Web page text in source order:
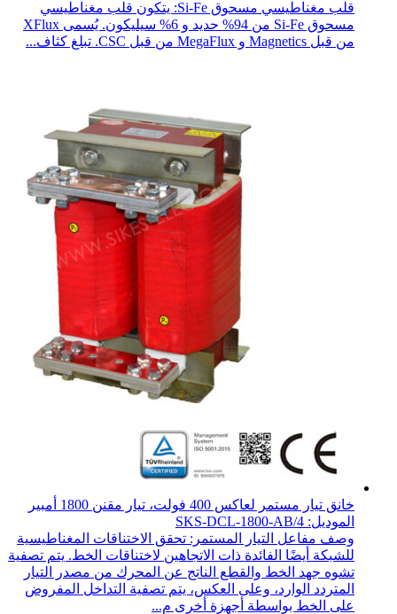
قلب مغناطيسي مسحوق Si-Fe: يتكون قلب مغناطيسي
مسحوق Si-Fe من 94% حديد و 6% سيليكون. يُسمى XFlux
من قبل Magnetics و MegaFlux من قبل CSC. تبلغ كثاف...
خانق تيار مستمر لعاكس 400 فولت، تيار مقنن 1800 أمبير
الموديل: SKS-DCL-1800-AB/4
وصف مفاعل التيار المستمر: تحقق الاختناقات المغناطيسية
للشبكة أيضًا الفائدة ذات الاتجاهين لاختناقات الخط. يتم تصفية
تشوه جهد الخط والقطع الناتج عن المحرك من مصدر التيار
المتردد الوارد، وعلى العكس، يتم تصفية التداخل المفروض
على الخط بواسطة أجهزة أخرى م...